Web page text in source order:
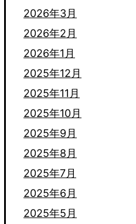
2026年3月
2026年2月
2026年1月
2025年12月
2025年11月
2025年10月
2025年9月
2025年8月
2025年7月
2025年6月
2025年5月